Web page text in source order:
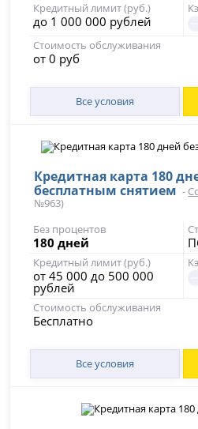
Кредитный лимит (руб.)
до 1 000 000 рублей
Стоимость обслуживания
от 0 руб
Все условия
Кредитная карта 180
бесплатным снятием -
№963)
Без процентов
180 дней
Кредитный лимит (руб.)
от 45 000 до 500 000
рублей
Стоимость обслуживания
Бесплатно
Все условия